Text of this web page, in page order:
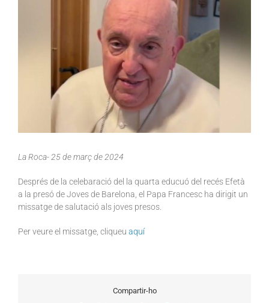
La Roca- 25 de març de 2024
Després de la celebaració del la quarta educuó del recés Efetà
a la presó de Joves de Barelona, el Papa Francesc ha dirigit un
missatge de salutació als joves presos.
Per veure el missatge, cliqueu aquí
Compartir-ho